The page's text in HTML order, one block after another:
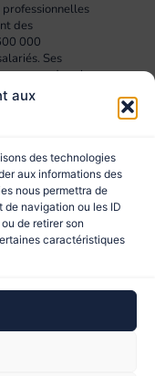
aux
des technologies
aux informations des
nous permettra de
de navigation ou les ID
de retirer son
caractéristiques
professionnelles
des
000
Ses
dans la